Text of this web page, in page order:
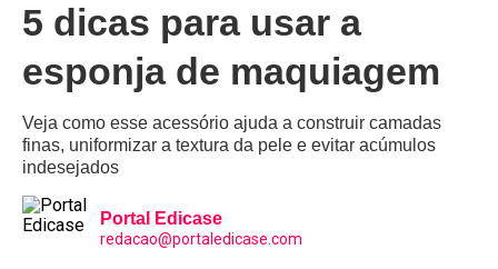
5 dicas para usar a
esponja de maquiagem
Veja como esse acessório ajuda a construir camadas
finas, uniformizar a textura da pele e evitar acúmulos
indesejados
Portal Edicase
redacao@portaledicase.com